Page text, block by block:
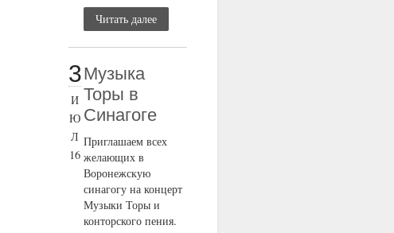
Читать далее
3
И
Ю
Л
16
Музыка
Торы в
Синагоге
Приглашаем всех
желающих в
Воронежскую
синагогу на концерт
Музыки Торы и
конторского пения.